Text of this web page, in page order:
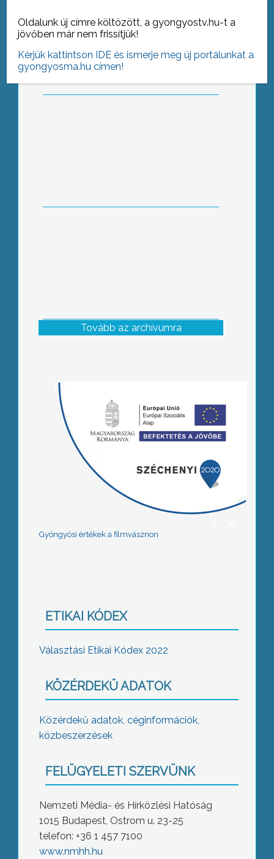
Tovább az archívumra
Gyöngyösi értékek a filmvásznon
ETIKAI KÓDEX
Választási Etikai Kódex 2022
KÖZÉRDEKŰ ADATOK
Közérdekű adatok, céginformációk,
közbeszerzések
FELÜGYELETI SZERVÜNK
Nemzeti Média- és Hírközlési Hatóság
1015 Budapest, Ostrom u. 23-25
telefon: +36 1 457 7100
www.nmhh.hu
Oldalunk új címre költözött, a gyongyostv.hu-t a
jövőben már nem frissítjük!
Kérjük kattintson IDE és ismerje meg új portálunkat a
gyongyosma.hu címen!